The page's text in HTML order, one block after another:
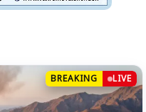
BREAKING LIVE